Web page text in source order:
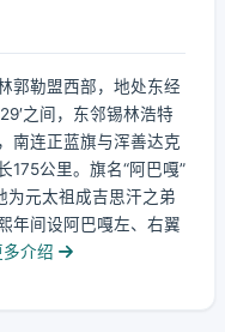
郭勒盟西部，地处东经
之间，东邻锡林浩特
南连正蓝旗与浑善达克
175公里。旗名“阿巴嘎”
为元太祖成吉思汗之弟
年间设阿巴嘎左、右翼
介绍